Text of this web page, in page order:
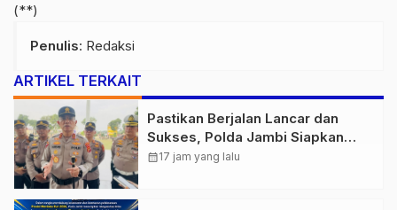
(**)
Penulis: Redaksi
ARTIKEL TERKAIT
Pastikan Berjalan Lancar dan
Sukses, Polda Jambi Siapkan
Pengamanan Berlapis untuk 8.750
calendar_month17 jam yang lalu